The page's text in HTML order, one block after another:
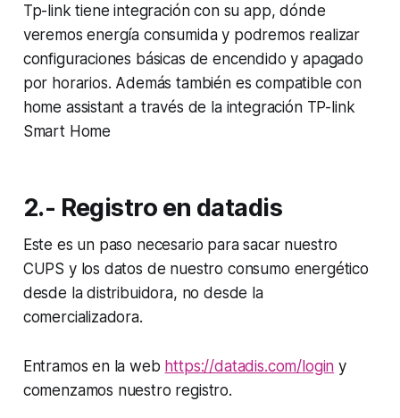
Tp-link tiene integración con su app, dónde
veremos energía consumida y podremos realizar
configuraciones básicas de encendido y apagado
por horarios. Además también es compatible con
home assistant a través de la integración TP-link
Smart Home
2.- Registro en datadis
Este es un paso necesario para sacar nuestro
CUPS y los datos de nuestro consumo energético
desde la distribuidora, no desde la
comercializadora.
Entramos en la web https://datadis.com/login y
comenzamos nuestro registro.